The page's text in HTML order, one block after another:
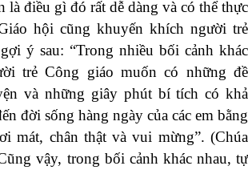
là điều gì đó rất dễ dàng và có thể thực
hội cũng khuyến khích người trẻ
ý sau: “Trong nhiều bối cảnh khác
trẻ Công giáo muốn có những đề
và những giây phút bí tích có khả
đời sống hàng ngày của các em bằng
mát, chân thật và vui mừng”. (Chúa
vậy, trong bối cảnh khác nhau, tự